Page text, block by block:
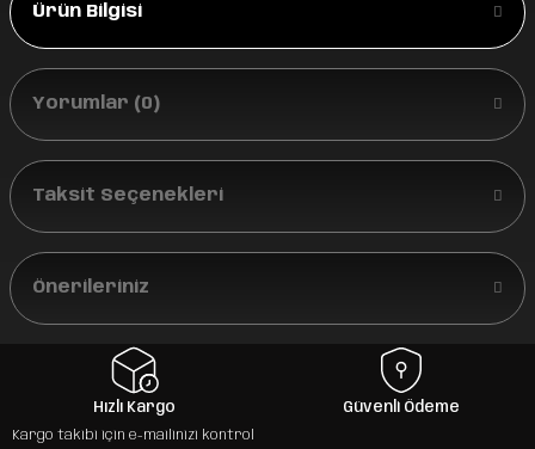
Ürün Bilgisi
Yorumlar (0)
Taksit Seçenekleri
Önerileriniz
Hızlı Kargo
Kargo takibi için e-mailinizi kontrol
Güvenli Ödeme